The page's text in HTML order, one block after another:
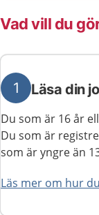
Vad vill du
1 Läsa din
Du som är 16 år
Du som är
som är yngre än
Läs mer om hur